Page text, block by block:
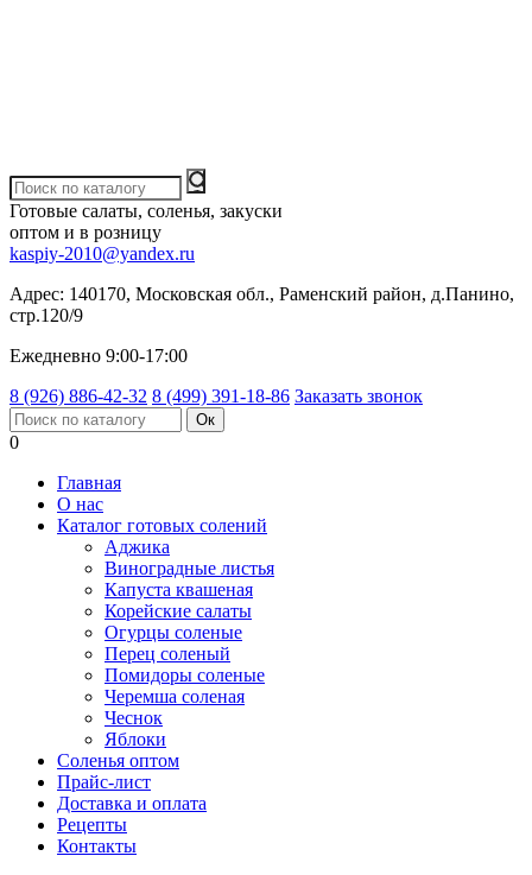
Готовые салаты, соленья, закуски
оптом и в розницу
kaspiy-2010@yandex.ru
Адрес: 140170, Московская обл., Раменский район, д.Панино,
стр.120/9
Ежедневно 9:00-17:00
8 (926) 886-42-32 8 (499) 391-18-86 Заказать звонок
0
Главная
О нас
Каталог готовых солений
Аджика
Виноградные листья
Капуста квашеная
Корейские салаты
Огурцы соленые
Перец соленый
Помидоры соленые
Черемша соленая
Чеснок
Яблоки
Соленья оптом
Прайс-лист
Доставка и оплата
Рецепты
Контакты